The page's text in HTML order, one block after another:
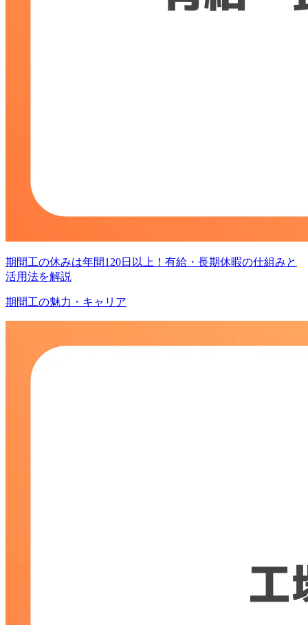
期間工の休みは年間120日以上！有給・長期休暇の仕組みと
活用法を解説
期間工の魅力・キャリア